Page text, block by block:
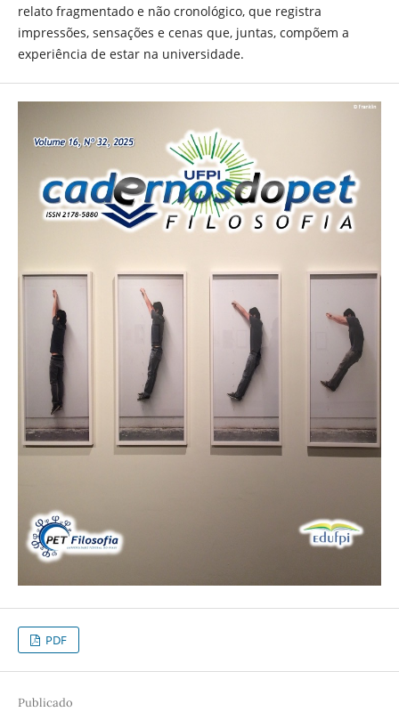
relato fragmentado e não cronológico, que registra
impressões, sensações e cenas que, juntas, compõem a
experiência de estar na universidade.
PDF
Publicado